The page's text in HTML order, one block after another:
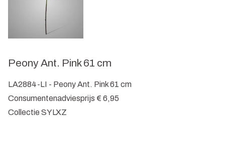
Peony Ant. Pink 61 cm
LA2884-LI - Peony Ant. Pink 61 cm
Consumentenadviesprijs € 6,95
Collectie SYLXZ